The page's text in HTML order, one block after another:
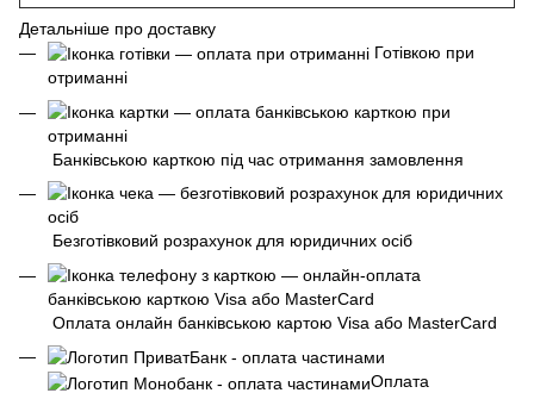
Детальніше про доставку
Готівкою при
отриманні
Банківською карткою під час отримання замовлення
Безготівковий розрахунок для юридичних осіб
Оплата онлайн банківською картою Visa або MasterCard
Оплата